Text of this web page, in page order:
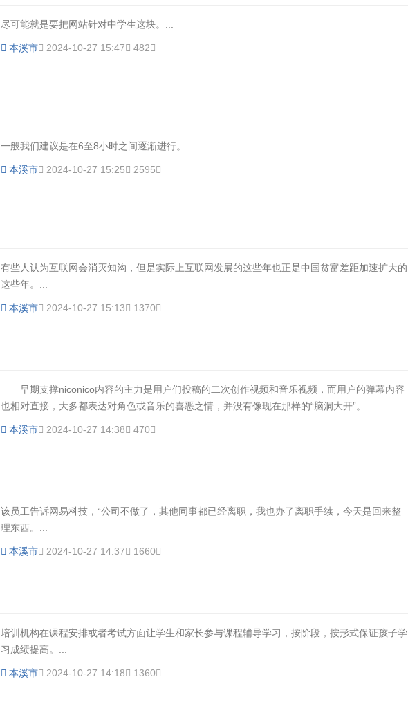
尽可能就是要把网站针对中学生这块。...
本溪市 2024-10-27 15:47 482
一般我们建议是在6至8小时之间逐渐进行。...
本溪市 2024-10-27 15:25 2595
有些人认为互联网会消灭知沟，但是实际上互联网发展的这些年也正是中国贫富差距加速扩大的
这些年。...
本溪市 2024-10-27 15:13 1370
早期支撑niconico内容的主力是用户们投稿的二次创作视频和音乐视频，而用户的弹幕内容
也相对直接，大多都表达对角色或音乐的喜恶之情，并没有像现在那样的“脑洞大开”。...
本溪市 2024-10-27 14:38 470
该员工告诉网易科技，“公司不做了，其他同事都已经离职，我也办了离职手续，今天是回来整
理东西。...
本溪市 2024-10-27 14:37 1660
培训机构在课程安排或者考试方面让学生和家长参与课程辅导学习，按阶段，按形式保证孩子学
习成绩提高。...
本溪市 2024-10-27 14:18 1360